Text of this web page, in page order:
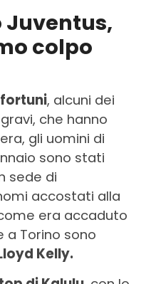
colpo
, alcuni dei
che hanno
gli uomini di
sono stati
sede di
accostati alla
era accaduto
a Torino sono
Kelly.